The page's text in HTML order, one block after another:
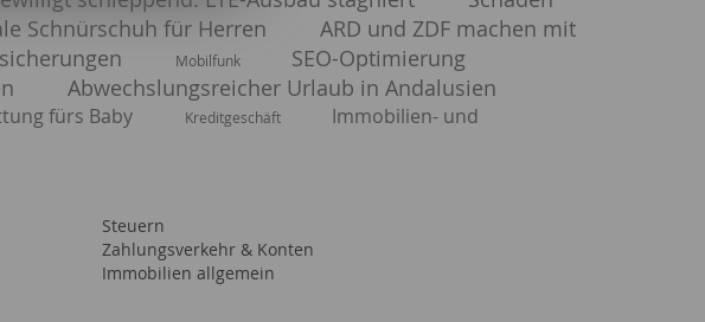
Schnürschuh für Herren
ARD und ZDF machen mit
Mobilfunk
SEO-Optimierung
Abwechslungsreicher Urlaub in Andalusien
fürs Baby Kreditgeschäft
Immobilien- und
Steuern
Zahlungsverkehr & Konten
Immobilien allgemein